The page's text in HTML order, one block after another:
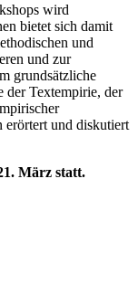
wird
bietet sich damit
und
und zur
grundsätzliche
der Textempirie, der
erörtert und diskutiert
März statt.